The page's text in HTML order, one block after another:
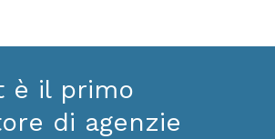
è il primo
di agenzie